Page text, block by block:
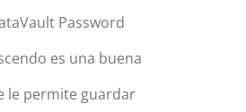
Password
es una buena
le permite guardar